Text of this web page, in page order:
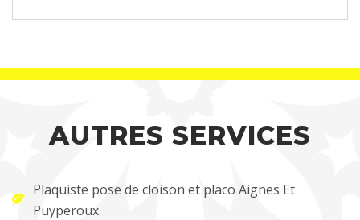
AUTRES SERVICES
Plaquiste pose de cloison et placo Aignes Et
Puyperoux